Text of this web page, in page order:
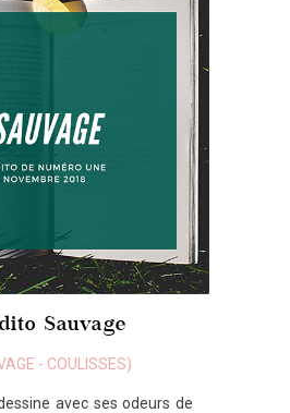
Sauvage
- COULISSES)
avec ses odeurs de